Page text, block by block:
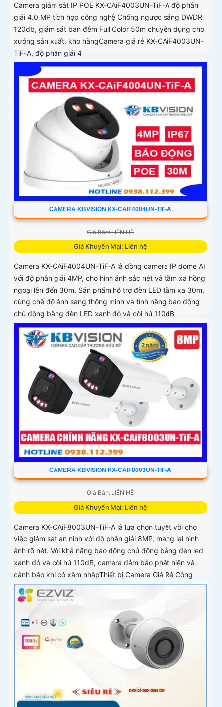
Camera giám sát IP POE KX-CAiF4003UN-TiF-A độ phân
giải 4.0 MP tích hợp công nghệ Chống ngược sáng DWDR
120db, giám sát ban đêm Full Color 50m chuyên dụng cho
xưởng sản xuất, kho hàngCamera giá rẻ KX-CAiF4003UN-
TiF-A, độ phân giải 4
CAMERA KBVISION KX-CAIF4004UN-TIF-A
Giá Bán: LIÊN HỆ
Giá Khuyến Mại: Liên hệ
Camera KX-CAiF4004UN-TiF-A là dòng camera IP dome AI
với độ phân giải 4MP, cho hình ảnh sắc nét và tầm xa hồng
ngoại lên đến 30m. Sản phẩm hỗ trợ đèn LED tầm xa 30m,
cùng chế độ ánh sáng thông minh và tính năng báo động
chủ động bằng đèn LED xanh đỏ và còi hú 110dB
CAMERA KBVISION KX-CAIF8003UN-TIF-A
Giá Bán: LIÊN HỆ
Giá Khuyến Mại: Liên hệ
Camera KX-CAiF8003UN-TiF-A là lựa chọn tuyệt vời cho
việc giám sát an ninh với độ phân giải 8MP, mang lại hình
ảnh rõ nét. Với khả năng báo động chủ động bằng đèn led
xanh đỏ và còi hú 110dB, camera đảm bảo phát hiện và
cảnh báo khi có xâm nhậpThiết bị Camera Giá Rẻ Công
Nghệ POE KX-CAiF8003UN-TiF-A tích hợp chức năng cao
cấp Thu Âm Và Loa rõ ràng để mang lại trải nghiệm hình